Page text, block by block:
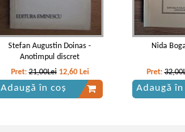
Stefan Augustin Doinas -
Anotimpul discret
Pret:21,00Lei 12,60 Lei
Adaugă în coș
Nida
Pret:
Adaugă în